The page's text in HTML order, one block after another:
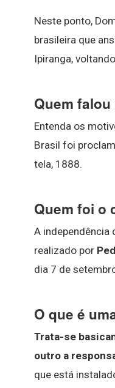
Neste ponto,
brasileira que
Ipiranga,
Quem
Entenda os
Brasil foi
tela, 1888.
Quem foi o
A independência
realizado por
dia 7 de
O que é
Trata-se
outro a
que está